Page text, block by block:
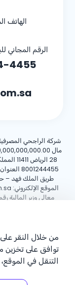
الهاتف
الرقم المجاني
4455
شركة الراجحي
مال 60,000,000,000.00
28 الرياض 11411 المملكة العربية السعودية، هاتف:
حقوق الطبع
سياسة ملفات
من خلال النقر
توافق على تخزين
التنقل في